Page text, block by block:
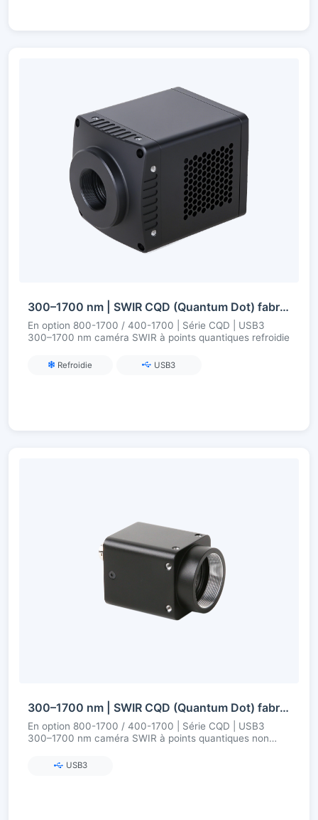
300–1700 nm | SWIR CQD (Quantum Dot) fabriqué en Chine | USB3 | Réfrigéré | Caméra SWIR
En option 800-1700 / 400-1700 | Série CQD | USB3
300–1700 nm caméra SWIR à points quantiques refroidie
Refroidie USB3
300–1700 nm | SWIR CQD (Quantum Dot) fabriqué en Chine | USB3 | Non refroidi | Caméra SWIR
En option 800-1700 / 400-1700 | Série CQD | USB3
300–1700 nm caméra SWIR à points quantiques non
USB3